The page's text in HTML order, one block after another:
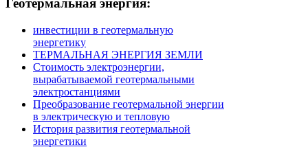
Геотермальная энергия:
инвестиции в геотермальную
энергетику
ТЕРМАЛЬНАЯ ЭНЕРГИЯ ЗЕМЛИ
Стоимость электроэнергии,
вырабатываемой геотермальными
электростанциями
Преобразование геотермальной энергии
в электрическую и тепловую
История развития геотермальной
энергетики